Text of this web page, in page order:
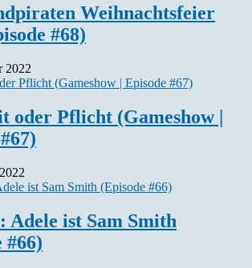
Weihnachtsfeier
#68)
2022
oder Pflicht (Gameshow |
Adele ist Sam Smith
#66)